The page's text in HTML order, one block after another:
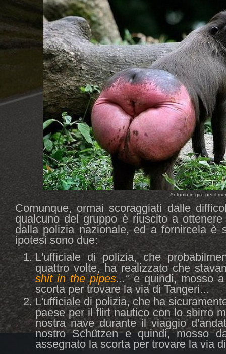
Antonio in giro per il
Comunque, ormai scoraggiati dalle
qualcuno del gruppo è riuscito a
dalla polizia nazionale, ed a fornircela è
ipotesi sono due:
L'ufficiale di polizia, che
quattro volte, ha realizzato che
shit in the pipes..."e quindi, mosso a
scorta per trovare la via di Tangeri...
L'ufficiale di polizia, che ha
paese per il flirt nautico con lo sbirro
nostra nave durante il viaggio
nostro Schützen e quindi, mosso
assegnato la scorta per trovare la via